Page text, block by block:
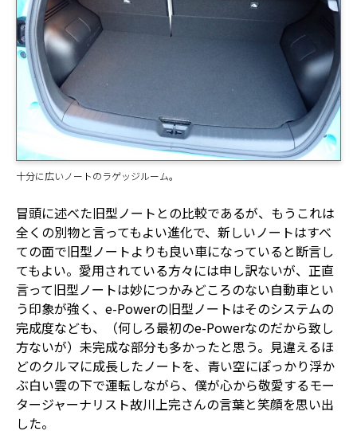
十分に広いノートのラゲッジルーム。
冒頭に述べた旧型ノートとの比較であるが、もうこれは
全くの別物と言ってもよい進化で、新しいノートはすべ
ての面で旧型ノートよりも良い車になっていると断言し
てもよい。愛用されている方々には申し訳ないが、正直
言って旧型ノートは妙につかみどころのない自動車とい
う印象が強く、e-Powerの旧型ノートはそのシステムの
完成度なども、（何しろ最初のe-Powerなのだから致し
方ないが）未完成な部分も多かったと思う。見違えるほ
どのクルマに成長したノートを、青い空にぽっかり浮か
ぶ白い雲の下で運転しながら、僕が心から敬愛するモー
タージャーナリスト故川上完さんの言葉と笑顔を思い出
した。